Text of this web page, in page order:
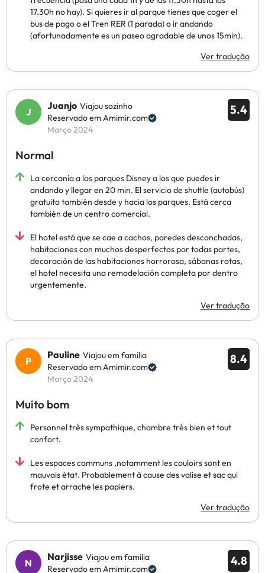
17.30h no hay). Si quieres ir al parque tienes que coger el
bus de pago o el Tren RER (1 parada) o ir andando
(afortunadamente es un paseo agradable de unos 15min).
Ver tradução
5.4
Juanjo Viajou sozinho
Reservado em Amimir.com
Março 2024
Normal
La cercanía a los parques Disney a los que puedes ir
andando y llegar en 20 min. El servicio de shuttle (autobús)
gratuito también desde y hacia los parques. Está cerca
también de un centro comercial.
El hotel está que se cae a cachos, paredes desconchadas,
habitaciones con muchos desperfectos por todas partes,
decoración de las habitaciones horrorosa, sábanas rotas,
el hotel necesita una remodelación completa por dentro
urgentemente.
Ver tradução
8.4
Pauline Viajou em família
Reservado em Amimir.com
Março 2024
Muito bom
Personnel très sympathique, chambre très bien et tout
confort.
Les espaces communs ,notamment les couloirs sont en
mauvais état. Probablement à cause des valise et sac qui
frote et arrache les papiers.
Ver tradução
4.8
Narjisse Viajou em família
Reservado em Amimir.com